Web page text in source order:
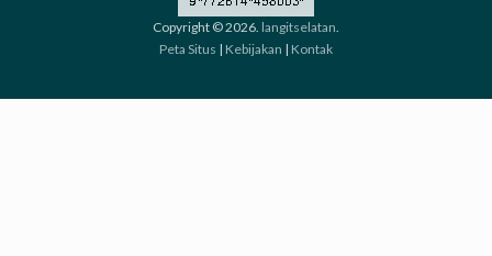
Copyright © 2026. langitselatan.
Peta Situs | Kebijakan | Kontak